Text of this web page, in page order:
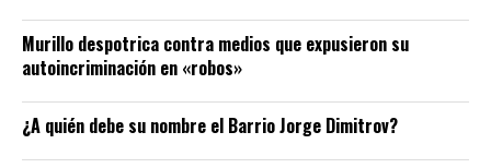
Murillo despotrica contra medios que expusieron su
autoincriminación en «robos»
¿A quién debe su nombre el Barrio Jorge Dimitrov?